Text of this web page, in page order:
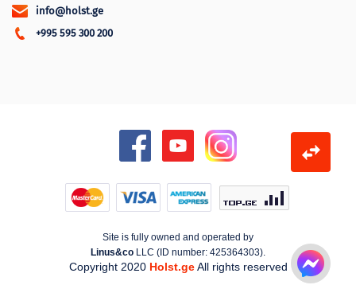
info@holst.ge
+995 595 300 200
Site is fully owned and operated by
Linus&co LLC (ID number: 425364303).
Copyright 2020 Holst.geAll rights reserved